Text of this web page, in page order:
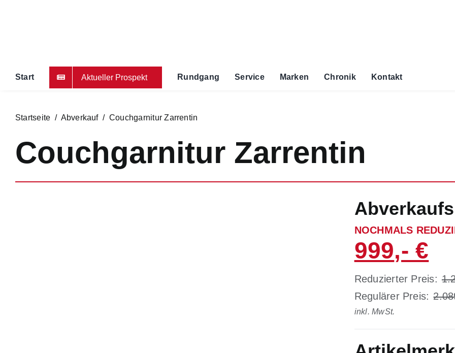
Start Aktueller Prospekt Rundgang Service Marken Chronik Kontakt
Startseite / Abverkauf/ Couchgarnitur Zarrentin
Couchgarnitur Zarrentin
NOCHMALS
999
Reduzierter Preis:
Regulärer Preis:
inkl. MwSt.